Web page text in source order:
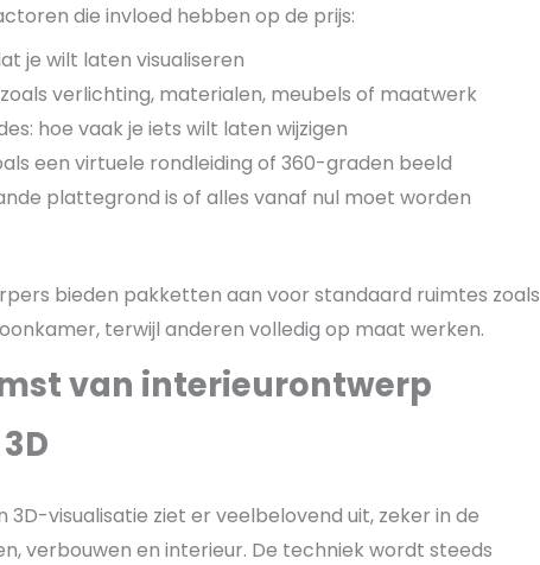
die invloed hebben op de prijs:
je wilt laten visualiseren
verlichting, materialen, meubels of maatwerk
hoe vaak je iets wilt laten wijzigen
een virtuele rondleiding of 360-graden beeld
plattegrond is of alles vanaf nul moet worden
bieden pakketten aan voor standaard ruimtes zoals
terwijl anderen volledig op maat werken.
van interieurontwerp
3D-visualisatie ziet er veelbelovend uit, zeker in de
verbouwen en interieur. De techniek wordt steeds